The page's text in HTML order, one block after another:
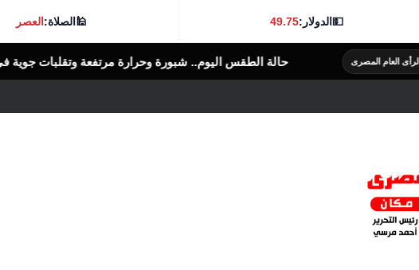
💵الدولار:49.75
🕌الصلاة:العصر
حالة الطقس اليوم.. شبورة وحرارة مرتفعة وتقلبات جوية في عدة محافظات الرأى